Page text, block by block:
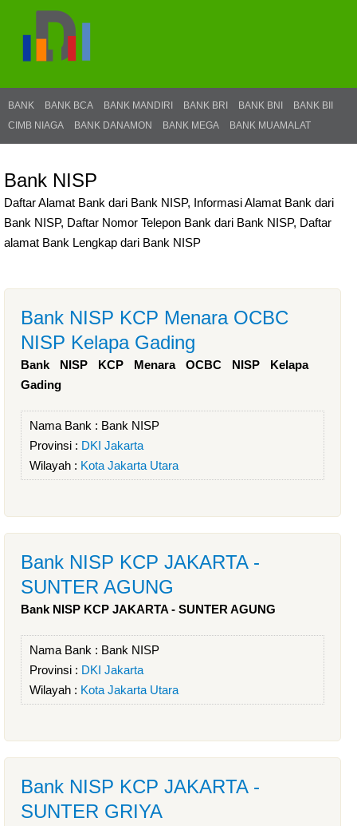
BANK BANK BCA BANK MANDIRI BANK BRI BANK BNI
BANK BII
CIMB NIAGA
BANK DANAMON BANK MEGA BANK MUAMALAT
Bank NISP
Daftar Alamat Bank dari Bank NISP, Informasi Alamat Bank dari
Bank NISP, Daftar Nomor Telepon Bank dari Bank NISP, Daftar
alamat Bank Lengkap dari Bank NISP
Bank NISP KCP Menara OCBC
NISP Kelapa Gading
Bank NISP KCP Menara OCBC NISP Kelapa
Gading
Nama Bank : Bank NISP
Provinsi : DKI Jakarta
Wilayah : Kota Jakarta Utara
Bank NISP KCP JAKARTA -
SUNTER AGUNG
Bank NISP KCP JAKARTA - SUNTER AGUNG
Nama Bank : Bank NISP
Provinsi : DKI Jakarta
Wilayah : Kota Jakarta Utara
Bank NISP KCP JAKARTA -
SUNTER GRIYA